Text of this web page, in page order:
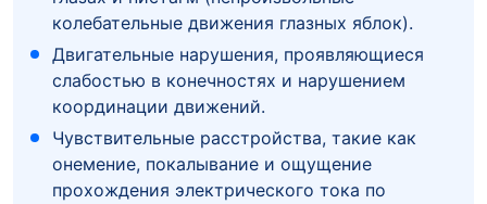
колебательные движения глазных яблок).
Двигательные нарушения, проявляющиеся
слабостью в конечностях и нарушением
координации движений.
Чувствительные расстройства, такие как
онемение, покалывание и ощущение
прохождения электрического тока по